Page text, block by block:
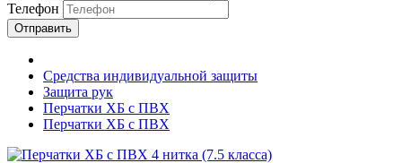
Телефон
Отправить
Средства индивидуальной защиты
Защита рук
Перчатки ХБ с ПВХ
Перчатки ХБ с ПВХ